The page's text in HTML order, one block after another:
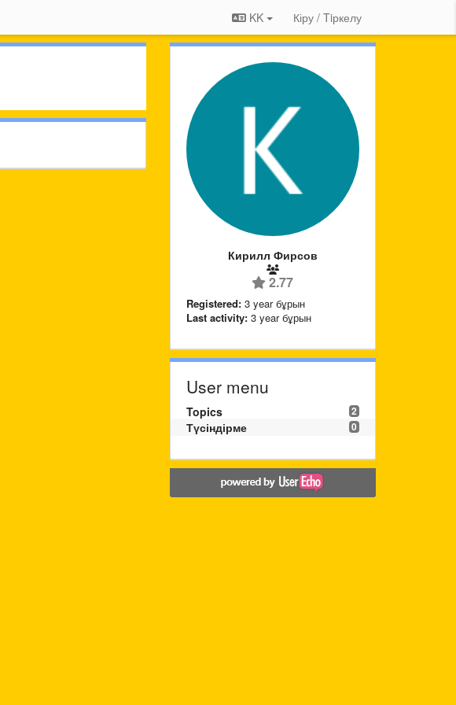
KK Кіру / Tiркелу
Кирилл Фирсов
2.77
Registered: 3 year бұрын
Last activity: 3 year бұрын
User menu
2
Topics
0
Түсіндірме